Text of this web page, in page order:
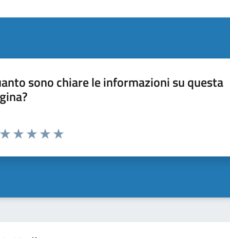
sono chiare le informazioni su questa
Valuta da 1 a 5 stelle la pagina